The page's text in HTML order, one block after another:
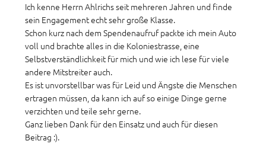
Ich kenne Herrn Ahlrichs seit mehreren Jahren und finde
sein Engagement echt sehr große Klasse.
Schon kurz nach dem Spendenaufruf packte ich mein Auto
voll und brachte alles in die Koloniestrasse, eine
Selbstverständlichkeit für mich und wie ich lese für viele
andere Mitstreiter auch.
Es ist unvorstellbar was für Leid und Ängste die Menschen
ertragen müssen, da kann ich auf so einige Dinge gerne
verzichten und teile sehr gerne.
Ganz lieben Dank für den Einsatz und auch für diesen
Beitrag :).